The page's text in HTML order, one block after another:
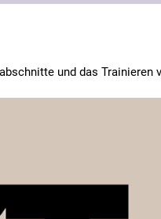
und das Trainieren